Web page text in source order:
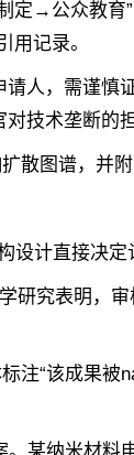
→公众教育”
记录。
，需谨慎
技术垄断的担
图谱，并附
计直接决定
究表明，审
“该成果被